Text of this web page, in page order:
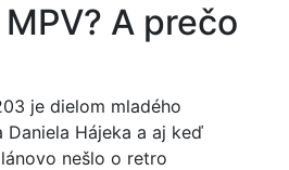
A prečo
je dielom mladého
Hájeka a aj keď
nešlo o retro